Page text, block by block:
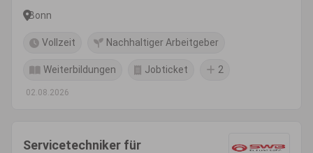
Bonn
Vollzeit Nachhaltiger Arbeitgeber
Weiterbildungen Jobticket 2
02.08.2026
Servicetechniker für